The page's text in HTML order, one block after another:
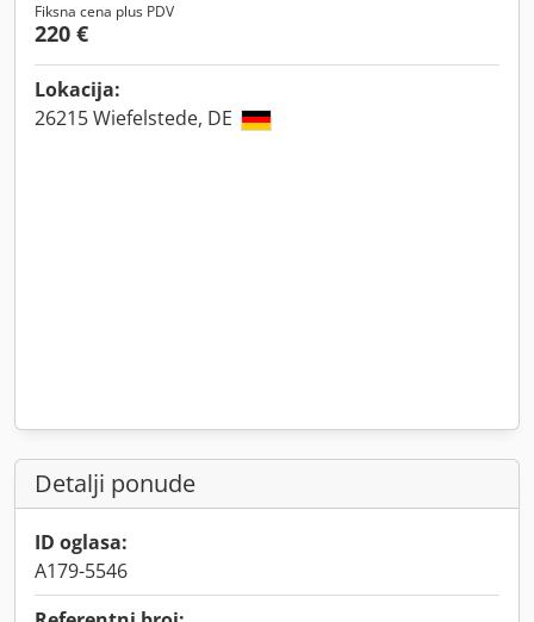
Fiksna cena plus PDV
220 €
Lokacija:
26215 Wiefelstede, DE
Detalji ponude
ID oglasa:
A179-5546